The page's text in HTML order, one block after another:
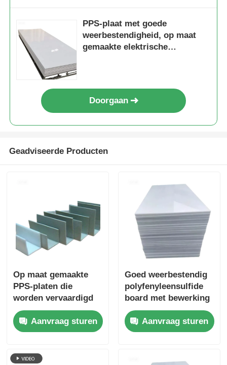
PPS-plaat met goede
weerbestendigheid, op maat
gemaakte elektrische
Doorgaan
Geadviseerde Producten
Op maat gemaakte
PPS-platen die
worden vervaardigd
voor auto-onderdelen
en die een verbeterde
mechanische sterkte
weerstand bieden
Aanvraag sturen
Goed weerbestendig
polyfenyleensulfide
board met bewerking
van fabricage
methoden geschikt
voor mechanische en
Aanvraag sturen